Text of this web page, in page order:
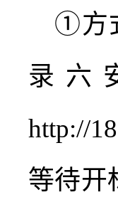
①方
录六
http://
等待开